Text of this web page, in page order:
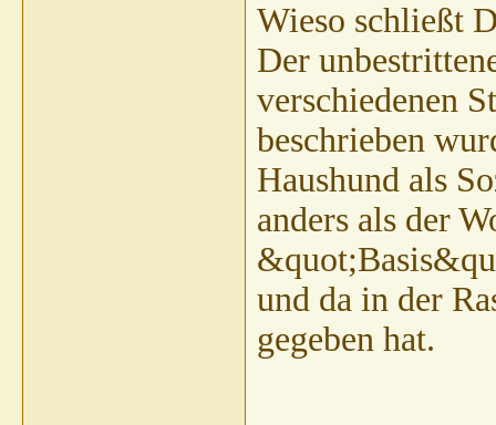
Wieso schließt
Der
verschiedenen
beschrieben
Haushund als
anders als der
und da in der
gegeben hat.